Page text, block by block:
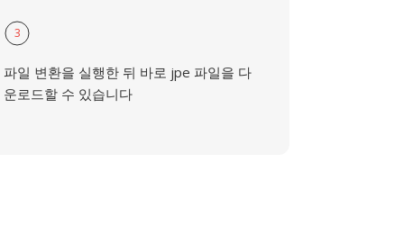
3
파일 변환을 실행한 뒤 바로 jpe 파일을 다
운로드할 수 있습니다